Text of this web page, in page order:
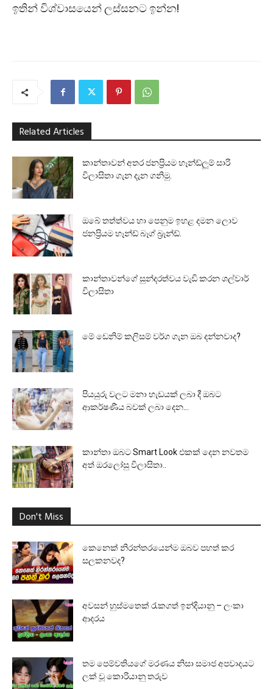
ඉතින් විශ්වාසයෙන් ලස්සනට ඉන්න!
Related Articles
කාන්තාවන් අතර ජනප්‍රියම හෑන්ඩ්ලූම් සාරි
විලාසිතා ගැන දැන ගනිමු.
ඔබේ තත්ත්වය හා පෙනුම ඉහළ දමන ලොව
ජනප්‍රියම හෑන්ඩ් බෑග් බ්‍රෑන්ඩ්.
කාන්තාවන්ගේ සුන්දරත්වය වැඩි කරන ශල්වාර්
විලාසිතා
මේ ඩෙනිම් කලිසම් වර්ග ගැන ඔබ දන්නවාද?
පියයුරු වලට මනා හැඩයක් ලබා දී ඔබට
ආකර්ෂණීය බවක් ලබා දෙන...
කාන්තා ඔබට Smart Look එකක් දෙන නවතම
අත් ඔරලෝසු විලාසිතා..
Don't Miss
කෙනෙක් නිරන්තරයෙන්ම ඔබව පහත් කර
සලකනවද?
අවසන් හුස්මතෙක් රැකගත් ඉන්දියානු – ලංකා
ආදරය
තම පෙම්වතියගේ මරණය නිසා සමාජ අපවාදයට
ලක් වූ කොරියානු තරුව